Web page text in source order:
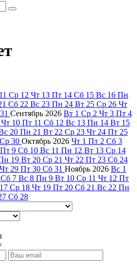
11 Ср 12 Чт 13 Пт 14 Сб 15 Вс 16 Пн
Сб 22 Вс 23 Пн 24 Вт 25 Ср 26 Чт
31 Сентябрь 2026 Вт 1 Ср 2 Чт 3 Пт 4
Чт 10 Пт 11 Сб 12 Вс 13 Пн 14 Вт 15
20 Пн 21 Вт 22 Ср 23 Чт 24 Пт 25
Ср 30 Октябрь 2026 Чт 1 Пт 2 Сб 3
Пт 9 Сб 10 Вс 11 Пн 12 Вт 13 Ср 14
19 Вт 20 Ср 21 Чт 22 Пт 23 Сб 24
Чт 29 Пт 30 Сб 31 Ноябрь 2026 Вс 1
Сб 7 Вс 8 Пн 9 Вт 10 Ср 11 Чт 12 Пт
17 Ср 18 Чт 19 Пт 20 Сб 21 Вс 22 Пн
Сб 28